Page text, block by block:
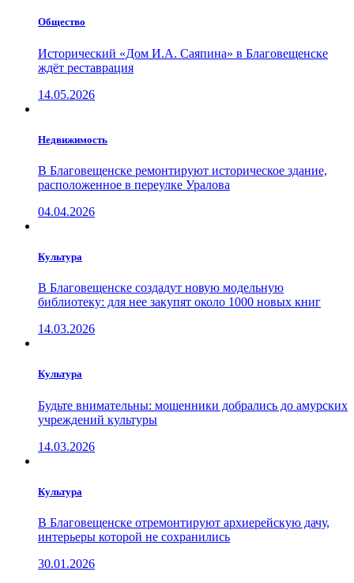
Общество
Исторический «Дом И.А. Саяпина» в Благовещенске
ждёт реставрация
14.05.2026
Недвижимость
В Благовещенске ремонтируют историческое здание,
расположенное в переулке Уралова
04.04.2026
Культура
В Благовещенске создадут новую модельную
библиотеку: для нее закупят около 1000 новых книг
14.03.2026
Культура
Будьте внимательны: мошенники добрались до амурских
учреждений культуры
14.03.2026
Культура
В Благовещенске отремонтируют архиерейскую дачу,
интерьеры которой не сохранились
30.01.2026